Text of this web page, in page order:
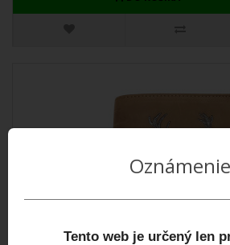
Oznámenie
Tento web je určený len